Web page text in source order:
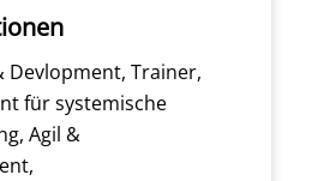
Devlopment, Trainer,
für systemische
Agil &